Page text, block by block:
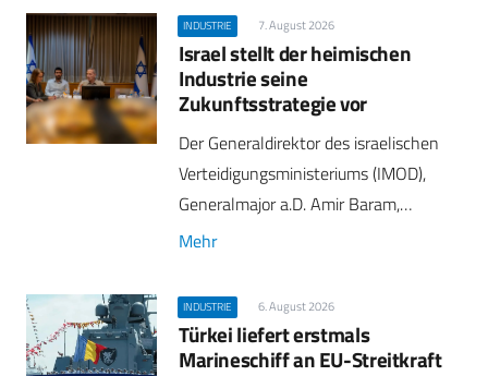
INDUSTRIE 7. August 2026
Israel stellt der heimischen
Industrie seine
Zukunftsstrategie vor
Der Generaldirektor des israelischen
Verteidigungsministeriums (IMOD),
Generalmajor a.D. Amir Baram,…
Mehr
INDUSTRIE 6. August 2026
Türkei liefert erstmals
Marineschiff an EU-Streitkraft